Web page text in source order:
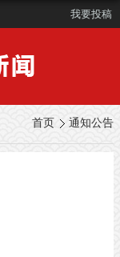
我要投稿
首页 通知公告